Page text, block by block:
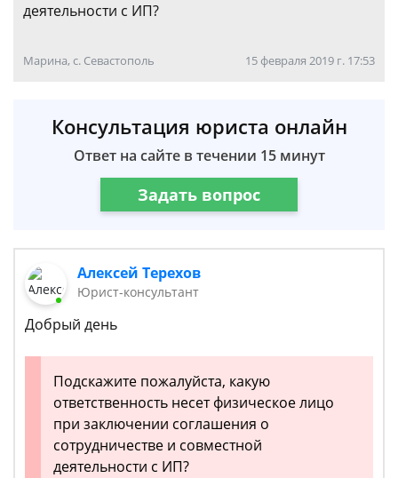
деятельности с ИП?
Марина, с. Севастополь 15 февраля 2019 г. 17:53
Консультация юриста онлайн
Ответ на сайте в течении 15 минут
Задать вопрос
Алексей Терехов
Юрист-консультант
Добрый день
Подскажите пожалуйста, какую
ответственность несет физическое лицо
при заключении соглашения о
сотрудничестве и совместной
деятельности с ИП?